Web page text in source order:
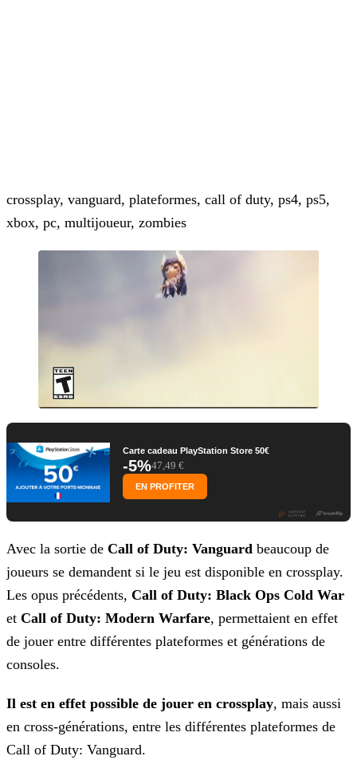
crossplay, vanguard, plateformes, call of duty, ps4, ps5,
xbox, pc, multijoueur, zombies
Carte cadeau PlayStation Store 50€
-5%47,49 €
EN PROFITER
Avec la sortie de Call of Duty: Vanguard beaucoup de
joueurs se demandent si le jeu est disponible en crossplay.
Les opus précédents, Call of Duty: Black Ops Cold War
et Call of Duty: Modern Warfare, permettaient en effet
de jouer entre différentes plateformes et générations de
consoles.
Il est en effet possible de jouer en crossplay, mais aussi
en cross-générations, entre les différentes plateformes de
Call of Duty: Vanguard.